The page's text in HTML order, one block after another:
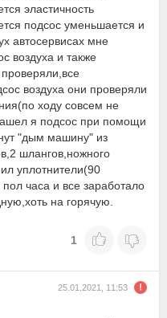
эластичность
подсос уменьшается и
автосервисах мне
воздуха и также
воздуха они проверяли
ходу совсем не
я подсос при помощи
"дым машину" из
шлангов,ножного
уплотнители(90
часа и все заработало
на горячую.
1
25.01.2021, 11:53